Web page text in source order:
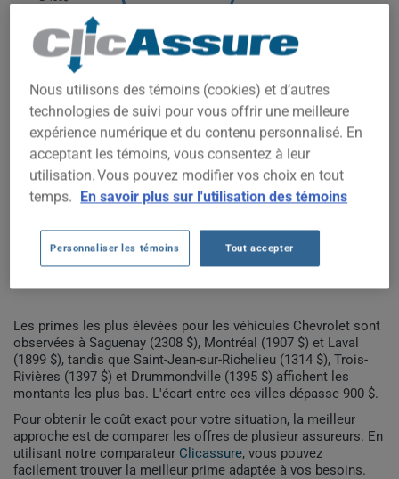
2022 2023 2026
1 300$
OBTENEZ UNE ASSURANCE À BAS PRIX POUR VOTRE CHEVROLET
COMBIEN COÛTE L'ASSURANCE DE
VOTRE CHEVROLET AU QUÉBEC?
Les primes les plus élevées pour les véhicules Chevrolet sont
observées à Saguenay (2308 $), Montréal (1907 $) et Laval
(1899 $), tandis que Saint-Jean-sur-Richelieu (1314 $), Trois-
Rivières (1397 $) et Drummondville (1395 $) affichent les
montants les plus bas. L'écart entre ces villes dépasse 900 $.
Pour obtenir le coût exact pour votre situation, la meilleur
approche est de comparer les offres de plusieur assureurs. En
utilisant notre comparateur Clicassure, vous pouvez
facilement trouver la meilleur prime adaptée à vos besoins.
Nous utilisons des témoins (cookies) et d’autres
technologies de suivi pour vous offrir une meilleure
expérience numérique et du contenu personnalisé. En
acceptant les témoins, vous consentez à leur
utilisation. Vous pouvez modifier vos choix en tout
temps. En savoir plus sur l'utilisation des témoins
Personnaliser les témoins Tout accepter